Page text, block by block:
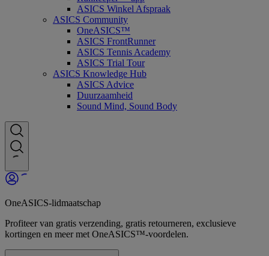
ASICS Winkel Afspraak
ASICS Community
OneASICS™
ASICS FrontRunner
ASICS Tennis Academy
ASICS Trial Tour
ASICS Knowledge Hub
ASICS Advice
Duurzaamheid
Sound Mind, Sound Body
OneASICS-lidmaatschap
Profiteer van gratis verzending, gratis retourneren, exclusieve
kortingen en meer met OneASICS™-voordelen.